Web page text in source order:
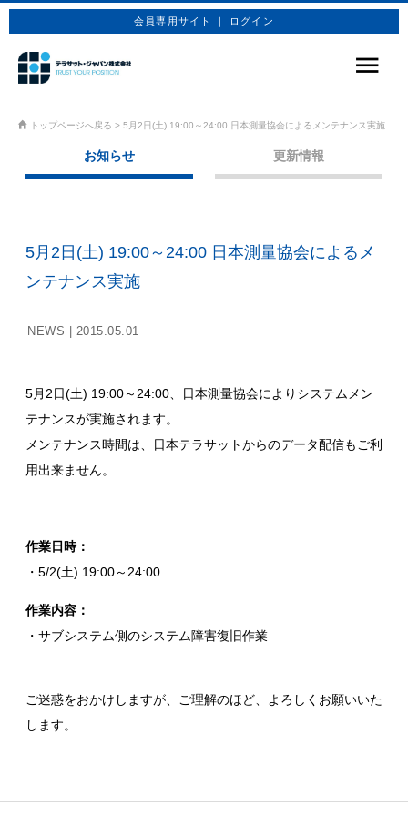
会員専用サイト ｜ ログイン
トップページへ戻る > 5月2日(土) 19:00～24:00 日本測量協会によるメンテナンス実施
お知らせ 更新情報
5月2日(土) 19:00～24:00 日本測量協会によるメ
ンテナンス実施
NEWS | 2015.05.01
5月2日(土) 19:00～24:00、日本測量協会によりシステムメン
テナンスが実施されます。
メンテナンス時間は、日本テラサットからのデータ配信もご利
用出来ません。
作業日時：
・5/2(土) 19:00～24:00
作業内容：
・サブシステム側のシステム障害復旧作業
ご迷惑をおかけしますが、ご理解のほど、よろしくお願いいた
します。